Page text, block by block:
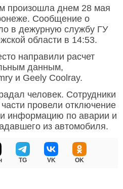
произошла днем 28 мая
Сообщение о
в дежурную службу ГУ
области в 14:53.
направили расчет
данным,
и Geely Coolray.
человек. Сотрудники
провели отключение
информацию по аварии и
из автомобиля.
TG VK OK